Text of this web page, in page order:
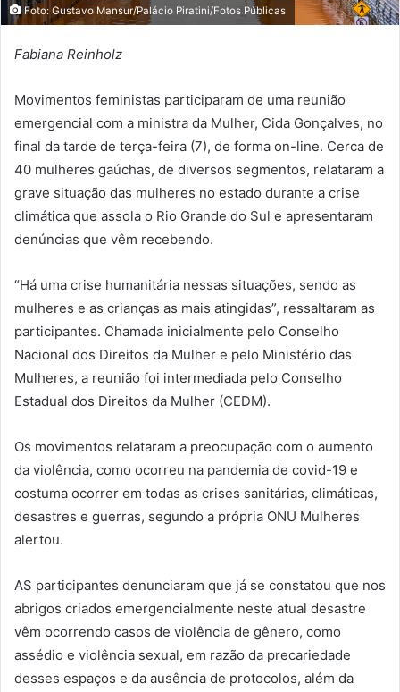
Foto: Gustavo Mansur/Palácio Piratini/Fotos Públicas
Fabiana Reinholz
Movimentos feministas participaram de uma reunião
emergencial com a ministra da Mulher, Cida Gonçalves, no
final da tarde de terça-feira (7), de forma on-line. Cerca de
40 mulheres gaúchas, de diversos segmentos, relataram a
grave situação das mulheres no estado durante a crise
climática que assola o Rio Grande do Sul e apresentaram
denúncias que vêm recebendo.
“Há uma crise humanitária nessas situações, sendo as
mulheres e as crianças as mais atingidas”, ressaltaram as
participantes. Chamada inicialmente pelo Conselho
Nacional dos Direitos da Mulher e pelo Ministério das
Mulheres, a reunião foi intermediada pelo Conselho
Estadual dos Direitos da Mulher (CEDM).
Os movimentos relataram a preocupação com o aumento
da violência, como ocorreu na pandemia de covid-19 e
costuma ocorrer em todas as crises sanitárias, climáticas,
desastres e guerras, segundo a própria ONU Mulheres
alertou.
AS participantes denunciaram que já se constatou que nos
abrigos criados emergencialmente neste atual desastre
vêm ocorrendo casos de violência de gênero, como
assédio e violência sexual, em razão da precariedade
desses espaços e da ausência de protocolos, além da